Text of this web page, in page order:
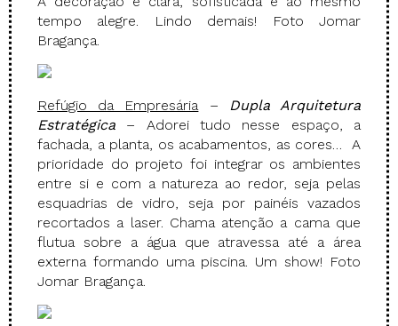
tempo alegre. Lindo demais! Foto Jomar
Bragança.
Refúgio da Empresária– Dupla Arquitetura
Estratégica – Adorei tudo nesse espaço, a
fachada, a planta, os acabamentos, as cores… A
prioridade do projeto foi integrar os ambientes
entre si e com a natureza ao redor, seja pelas
esquadrias de vidro, seja por painéis vazados
recortados a laser. Chama atenção a cama que
flutua sobre a água que atravessa até a área
externa formando uma piscina. Um show! Foto
Jomar Bragança.